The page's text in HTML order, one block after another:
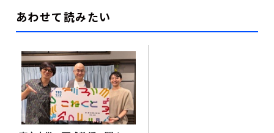
あわせて読みたい